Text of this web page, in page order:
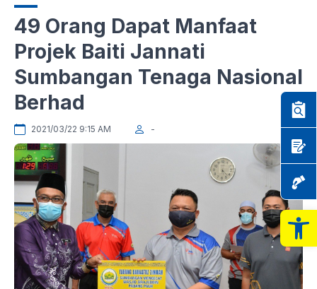
49 Orang Dapat Manfaat
Projek Baiti Jannati
Sumbangan Tenaga Nasional
Berhad
2021/03/22 9:15 AM -